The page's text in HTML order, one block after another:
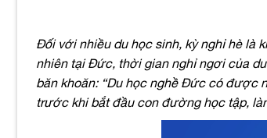
Đối với nhiều du học sinh, kỳ nghỉ hè là
nhiên tại Đức, thời gian nghỉ ngơi của
băn khoăn: “Du học nghề Đức có được
trước khi bắt đầu con đường học tập,